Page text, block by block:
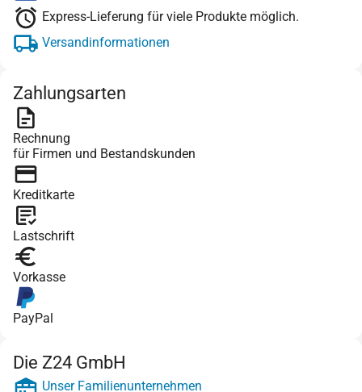
Express-Lieferung für viele Produkte möglich.
Versandinformationen
Zahlungsarten
Rechnung
für Firmen und Bestandskunden
Kreditkarte
Lastschrift
Vorkasse
PayPal
Die Z24 GmbH
Unser Familienunternehmen